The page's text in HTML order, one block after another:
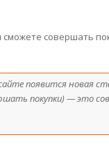
сможете совершать
появится новая
покупки) — это